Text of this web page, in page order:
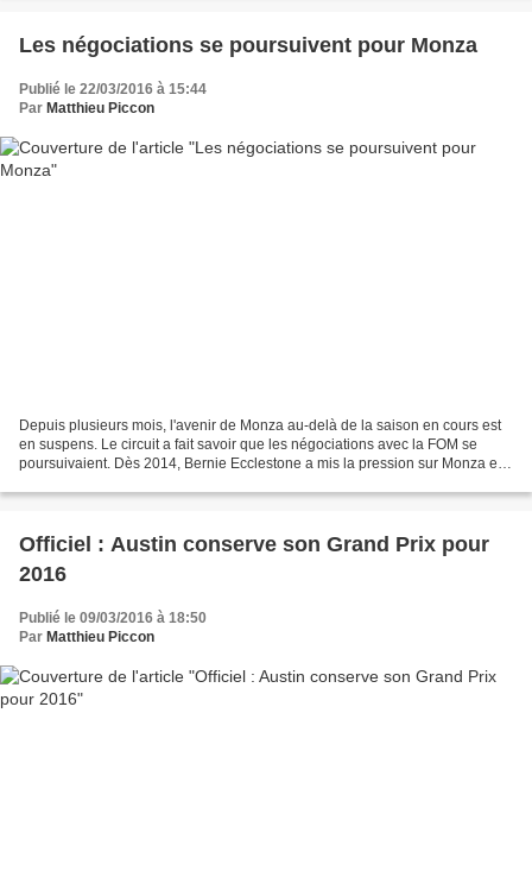
Les négociations se poursuivent pour Monza
Publié le 22/03/2016 à 15:44
Par Matthieu Piccon
Depuis plusieurs mois, l'avenir de Monza au-delà de la saison en cours est
en suspens. Le circuit a fait savoir que les négociations avec la FOM se
poursuivaient. Dès 2014, Bernie Ecclestone a mis la pression sur Monza en
Officiel : Austin conserve son Grand Prix pour
2016
Publié le 09/03/2016 à 18:50
Par Matthieu Piccon